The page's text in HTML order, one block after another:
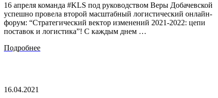
16 апреля команда #KLS под руководством Веры Добачевской
успешно провела второй масштабный логистический онлайн-
форум: “Стратегический вектор изменений 2021-2022: цепи
поставок и логистика”! С каждым днем …
Подробнее
16.04.2021